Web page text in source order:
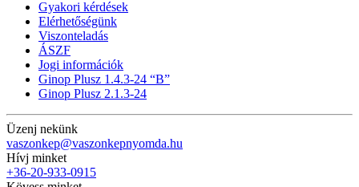
Gyakori kérdések
Elérhetőségünk
Viszonteladás
ÁSZF
Jogi információk
Ginop Plusz 1.4.3-24 “B”
Ginop Plusz 2.1.3-24
Üzenj nekünk
vaszonkep@vaszonkepnyomda.hu
Hívj minket
+36-20-933-0915